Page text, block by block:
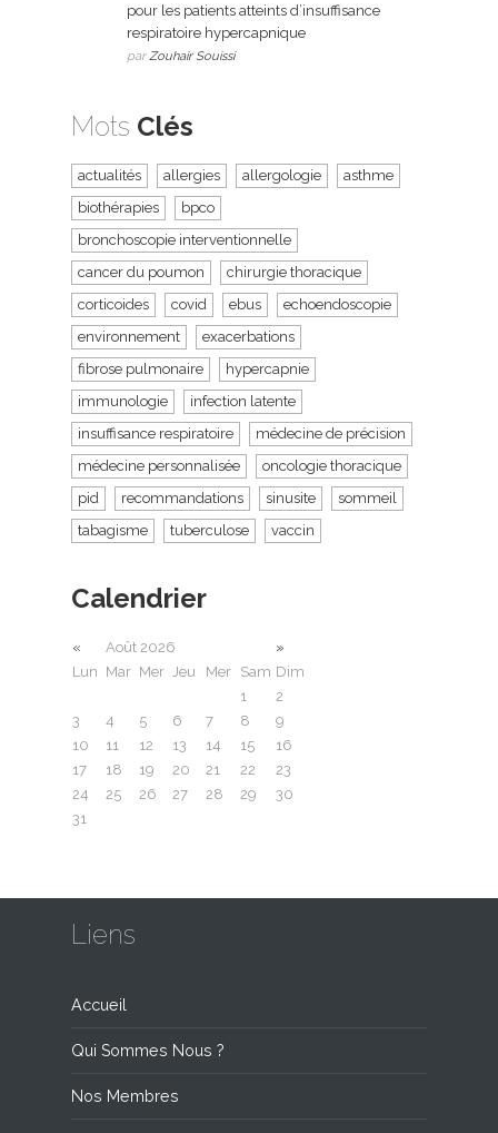
pour les patients atteints d’insuffisance
respiratoire hypercapnique
parZouhair Souissi
Mots Clés
actualités allergies allergologie
asthme
biothérapies
bpco
bronchoscopie interventionnelle
cancer du poumon
chirurgie thoracique
corticoides
covid ebus
echoendoscopie
environnement
exacerbations
fibrose pulmonaire
hypercapnie
immunologie
infection latente
insuffisance respiratoire
médecine de précision
médecine personnalisée
oncologie thoracique
pid
recommandations sinusite
sommeil
tabagisme
tuberculose vaccin
Calendrier
« Août 2026
»
Lun Mar Mer Jeu Mer Sam Dim
1
2
3
4 5 6 7 8
9
10
11 12 13 14 15
16
17
18 19 20 21 22
23
24
25 26 27 28 29
30
31
Liens
Accueil
Qui Sommes Nous ?
Nos Membres